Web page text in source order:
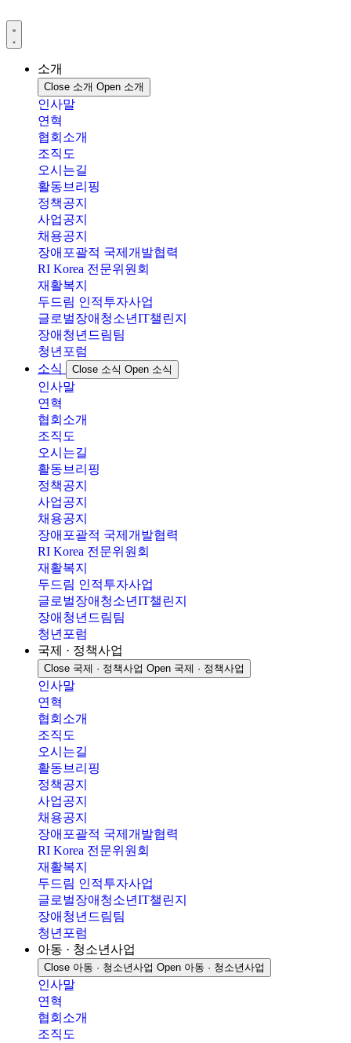
텐
츠
소개
Close 소개 Open 소개
인사말
연혁
협회소개
조직도
오시는길
활동브리핑
정책공지
사업공지
채용공지
장애포괄적 국제개발협력
RI Korea 전문위원회
재활복지
두드림 인적투자사업
글로벌장애청소년IT챌린지
장애청년드림팀
청년포럼
소식
Close 소식 Open 소식
인사말
연혁
협회소개
조직도
오시는길
활동브리핑
정책공지
사업공지
채용공지
장애포괄적 국제개발협력
RI Korea 전문위원회
재활복지
두드림 인적투자사업
글로벌장애청소년IT챌린지
장애청년드림팀
청년포럼
국제 · 정책사업
Close 국제 · 정책사업 Open 국제 · 정책사업
인사말
연혁
협회소개
조직도
오시는길
활동브리핑
정책공지
사업공지
채용공지
장애포괄적 국제개발협력
RI Korea 전문위원회
재활복지
두드림 인적투자사업
글로벌장애청소년IT챌린지
장애청년드림팀
청년포럼
아동 · 청소년사업
Close 아동 · 청소년사업 Open 아동 · 청소년사업
인사말
연혁
협회소개
조직도